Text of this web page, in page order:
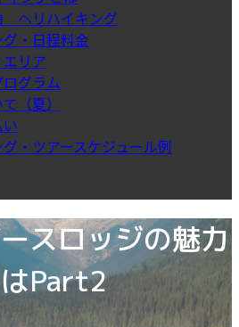
ヘリハイキング
・日程料金
リア
グラム
（夏）
・ツアースケジュール例
スロッジの魅力
Part2